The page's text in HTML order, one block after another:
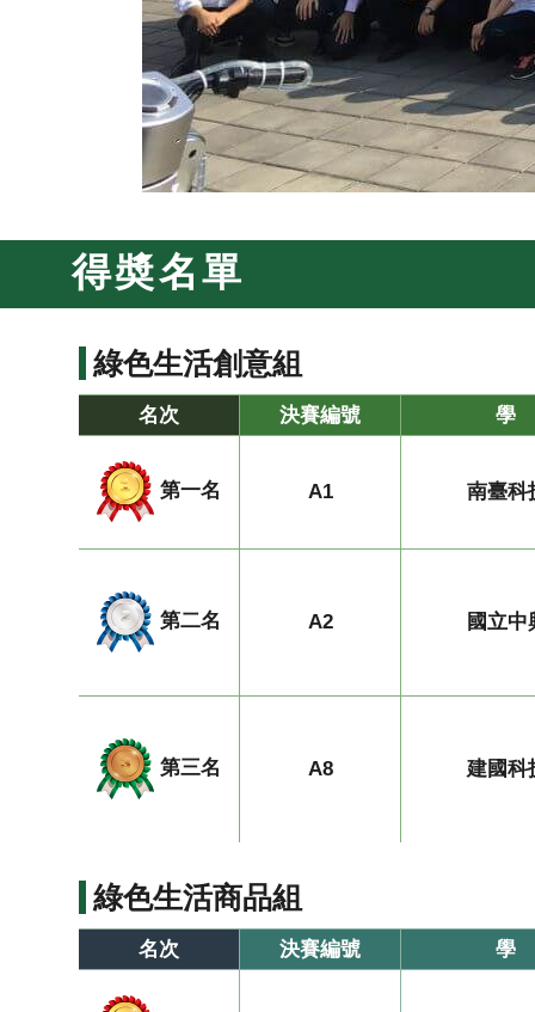
得奬名單
綠色生活創意組
名次 決賽編號 學
第一名 A1 南臺科
第二名 A2 國立中
第三名 A8 建國科
綠色生活商品組
名次 決賽編號 學